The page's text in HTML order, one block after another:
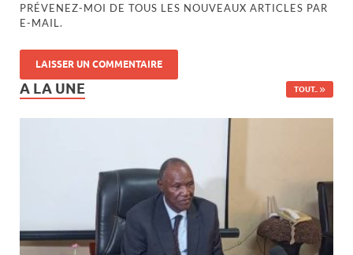
PRÉVENEZ-MOI DE TOUS LES NOUVEAUX ARTICLES PAR
E-MAIL.
A LA UNE TOUT..